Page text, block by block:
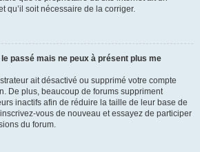
qu’il soit nécessaire de la corriger.
passé mais ne peux à présent plus me
ait désactivé ou supprimé votre compte
De plus, beaucoup de forums suppriment
inactifs afin de réduire la taille de leur base de
vous de nouveau et essayez de participer
du forum.